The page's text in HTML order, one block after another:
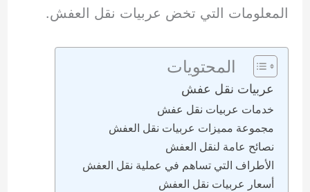
المعلومات التي تخض عربيات نقل العفش.
المحتويات
عربيات نقل عفش
خدمات عربيات نقل عفش
مجموعة مميزات عربيات نقل العفش
نصائح عامة لنقل العفش
الأطراف التي تساهم في عملية نقل العفش
أسعار عربيات نقل العفش